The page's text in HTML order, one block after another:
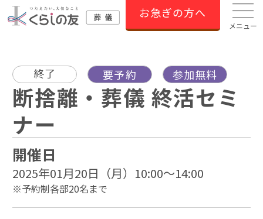
お急ぎの方へ
メニュー
終了 要予約 参加無料
断捨離・葬儀 終活セミ
ナー
開催日
2025年01月20日（月）10:00～14:00
※予約制各部20名まで